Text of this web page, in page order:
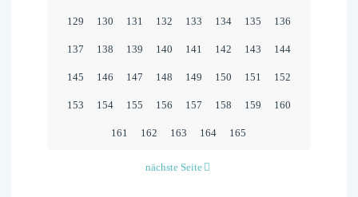
129 130 131 132 133 134 135 136
137 138 139 140 141 142 143 144
145 146 147 148 149 150 151 152
153 154 155 156 157 158 159 160
161 162 163 164 165
nächste Seite